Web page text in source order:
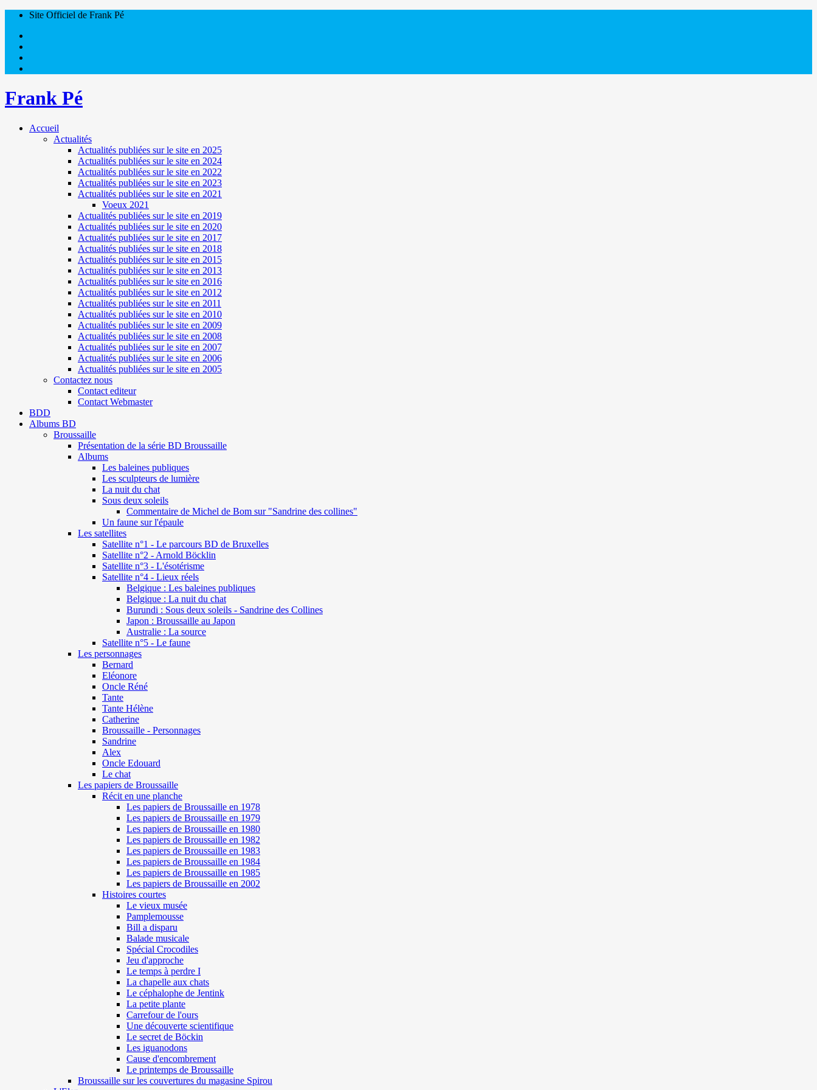
Site Officiel de Frank Pé
Frank Pé
Accueil
Actualités
Actualités publiées sur le site en 2025
Actualités publiées sur le site en 2024
Actualités publiées sur le site en 2022
Actualités publiées sur le site en 2023
Actualités publiées sur le site en 2021
Voeux 2021
Actualités publiées sur le site en 2019
Actualités publiées sur le site en 2020
Actualités publiées sur le site en 2017
Actualités publiées sur le site en 2018
Actualités publiées sur le site en 2015
Actualités publiées sur le site en 2013
Actualités publiées sur le site en 2016
Actualités publiées sur le site en 2012
Actualités publiées sur le site en 2011
Actualités publiées sur le site en 2010
Actualités publiées sur le site en 2009
Actualités publiées sur le site en 2008
Actualités publiées sur le site en 2007
Actualités publiées sur le site en 2006
Actualités publiées sur le site en 2005
Contactez nous
Contact editeur
Contact Webmaster
BDD
Albums BD
Broussaille
Présentation de la série BD Broussaille
Albums
Les baleines publiques
Les sculpteurs de lumière
La nuit du chat
Sous deux soleils
Commentaire de Michel de Bom sur "Sandrine des collines"
Un faune sur l'épaule
Les satellites
Satellite n°1 - Le parcours BD de Bruxelles
Satellite n°2 - Arnold Böcklin
Satellite n°3 - L'ésotérisme
Satellite n°4 - Lieux réels
Belgique : Les baleines publiques
Belgique : La nuit du chat
Burundi : Sous deux soleils - Sandrine des Collines
Japon : Broussaille au Japon
Australie : La source
Satellite n°5 - Le faune
Les personnages
Bernard
Eléonore
Oncle Réné
Tante
Tante Hélène
Catherine
Broussaille - Personnages
Sandrine
Alex
Oncle Edouard
Le chat
Les papiers de Broussaille
Récit en une planche
Les papiers de Broussaille en 1978
Les papiers de Broussaille en 1979
Les papiers de Broussaille en 1980
Les papiers de Broussaille en 1982
Les papiers de Broussaille en 1983
Les papiers de Broussaille en 1984
Les papiers de Broussaille en 1985
Les papiers de Broussaille en 2002
Histoires courtes
Le vieux musée
Pamplemousse
Bill a disparu
Balade musicale
Spécial Crocodiles
Jeu d'approche
Le temps à perdre I
La chapelle aux chats
Le céphalophe de Jentink
La petite plante
Carrefour de l'ours
Une découverte scientifique
Le secret de Böckin
Les iguanodons
Cause d'encombrement
Le printemps de Broussaille
Broussaille sur les couvertures du magasine Spirou